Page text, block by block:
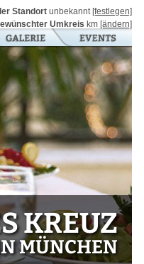
Standort unbekannt [festlegen]
Umkreis km [ändern]
KREUZ
MÜNCHEN